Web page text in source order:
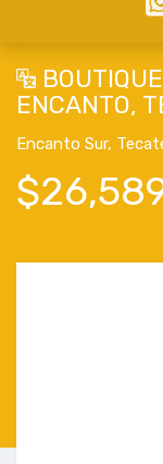
ENCANTO,
Encanto Sur,